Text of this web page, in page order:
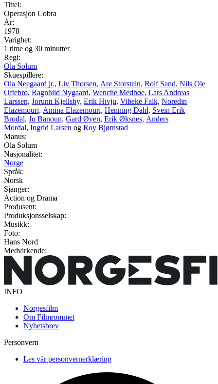
Tittel:
Operasjon Cobra
År:
1978
Varighet:
1 time og 30 minutter
Regi:
Ola Solum
Skuespillere:
Ola Neegaard jr., Liv Thorsen, Are Storstein, Rolf Sand, Nils Ole
Oftebro, Ragnhild Nygaard, Wenche Medbøe, Lars Andreas
Larssen, Jorunn Kjellsby, Erik Hivju, Vibeke Falk, Noredin
Elazemouri, Amina Elazemouri, Henning Dahl, Svein Erik
Brodal, Jo Banoun, Gard Øyen, Erik Øksnes, Anders
Mordal, Ingrid Larsen og Roy Bjørnstad
Manus:
Ola Solum
Nasjonalitet:
Norge
Språk:
Norsk
Sjanger:
Action og Drama
Produsent:
Produksjonsselskap:
Musikk:
Foto:
Hans Nord
Medvirkende:
INFO
Norgesfilm
Om Filmrommet
Nyhetsbrev
Personvern
Les vår personvernerklæring